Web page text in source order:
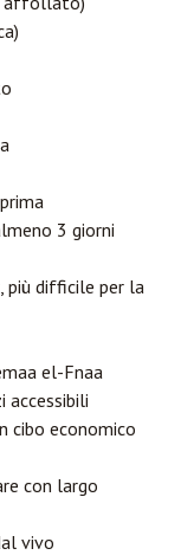
3 giorni
più difficile per la
el-Fnaa
accessibili
cibo economico
con largo
vivo